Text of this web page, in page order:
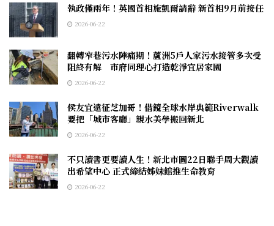
執政僅兩年！英國首相施凱爾請辭 新首相9月前接任
2026-06-22
翻轉窄巷污水陣痛期！蘆洲5戶人家污水接管多次受
阻終有解 市府同理心打造乾淨宜居家園
2026-06-22
侯友宜遠征芝加哥！借鏡全球水岸典範Riverwalk
要把「城市客廳」親水美學搬回新北
2026-06-22
不只讀書更要讀人生！新北市圖22日聯手周大觀讀
出希望中心 正式締結姊妹館推生命教育
2026-06-22